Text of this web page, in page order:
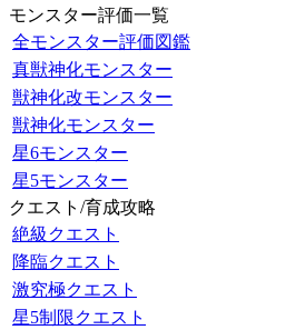
モンスター評価一覧
全モンスター評価図鑑
真獣神化モンスター
獣神化改モンスター
獣神化モンスター
星6モンスター
星5モンスター
クエスト/育成攻略
絶級クエスト
降臨クエスト
激究極クエスト
星5制限クエスト